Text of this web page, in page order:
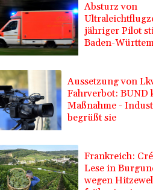
Absturz von
jähriger Pilot
Baden-
Aussetzung von
Fahrverbot:
Maßnahme -
begrüßt sie
Frankreich:
Lese in
wegen